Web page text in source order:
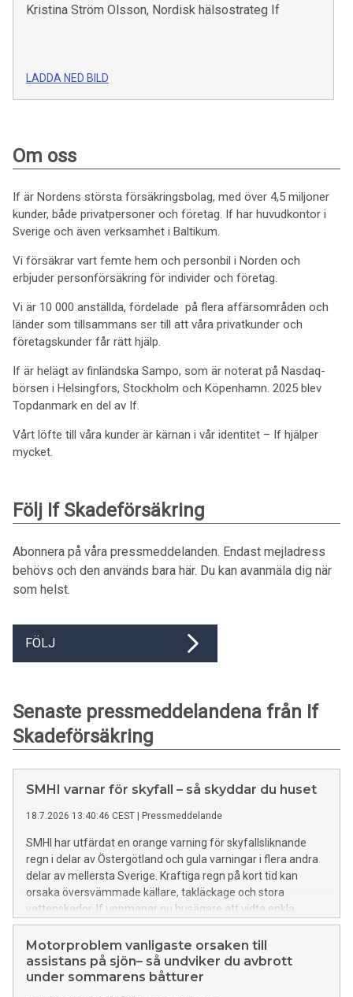
Kristina Ström Olsson, Nordisk hälsostrateg If
LADDA NED BILD
Om oss
If är Nordens största försäkringsbolag, med över 4,5 miljoner
kunder, både privatpersoner och företag. If har huvudkontor i
Sverige och även verksamhet i Baltikum.
Vi försäkrar vart femte hem och personbil i Norden och
erbjuder personförsäkring för individer och företag.
Vi är 10 000 anställda, fördelade på flera affärsområden och
länder som tillsammans ser till att våra privatkunder och
företagskunder får rätt hjälp.
If är helägt av finländska Sampo, som är noterat på Nasdaq-
börsen i Helsingfors, Stockholm och Köpenhamn. 2025 blev
Topdanmark en del av If.
Vårt löfte till våra kunder är kärnan i vår identitet – If hjälper
mycket.
Följ If Skadeförsäkring
Abonnera på våra pressmeddelanden. Endast mejladress
behövs och den används bara här. Du kan avanmäla dig när
som helst.
FÖLJ
Senaste pressmeddelandena från If
Skadeförsäkring
SMHI varnar för skyfall – så skyddar du huset
18.7.2026 13:40:46 CEST Pressmeddelande
SMHI har utfärdat en orange varning för skyfallsliknande
regn i delar av Östergötland och gula varningar i flera andra
delar av mellersta Sverige. Kraftiga regn på kort tid kan
orsaka översvämmade källare, takläckage och stora
vattenskador. If uppmanar nu husägare att vidta enkla
åtgärder för att minska risken för skador.
Motorproblem vanligaste orsaken till
assistans på sjön– så undviker du avbrott
under sommarens båtturer